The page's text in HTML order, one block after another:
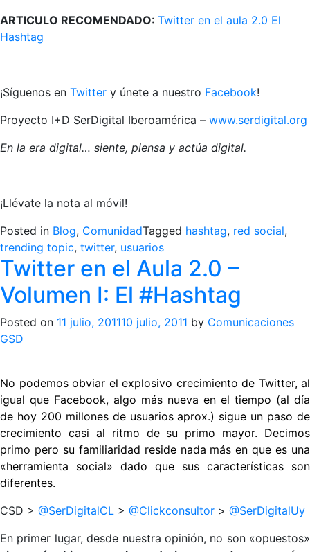
ARTICULO RECOMENDADO: Twitter en el aula 2.0 El
Hashtag
¡Síguenos en Twitter y únete a nuestro Facebook!
Proyecto I+D SerDigital Iberoamérica – www.serdigital.org
En la era digital… siente, piensa y actúa digital.
¡Llévate la nota al móvil!
Posted in Blog, ComunidadTagged hashtag, red social,
trending topic, twitter, usuarios
Twitter en el Aula 2.0 –
Volumen I: El #Hashtag
Posted on 11 julio, 201110 julio, 2011 by Comunicaciones
GSD
No podemos obviar el explosivo crecimiento de Twitter, al
igual que Facebook, algo más nueva en el tiempo (al día
de hoy 200 millones de usuarios aprox.) sigue un paso de
crecimiento casi al ritmo de su primo mayor. Decimos
primo pero su familiaridad reside nada más en que es una
«herramienta social» dado que sus características son
diferentes.
CSD > @SerDigitalCL > @Clickconsultor > @SerDigitalUy
En primer lugar, desde nuestra opinión, no son «opuestos»